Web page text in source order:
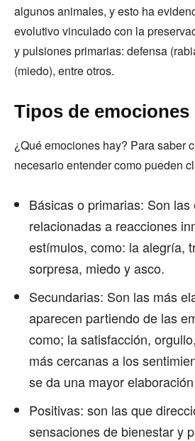
algunos animales, y esto ha
evolutivo vinculado con la
y pulsiones primarias: defensa
(miedo), entre otros.
Tipos de emociones
¿Qué emociones hay? Para saber
necesario entender como pueden
Básicas o primarias: Son
relacionadas a reacciones
estímulos, como: la alegría,
sorpresa, miedo y asco.
Secundarias: Son las más
aparecen partiendo de las
como; la satisfacción,
más cercanas a los
se da una mayor
Positivas: son las que
sensaciones de bienestar y